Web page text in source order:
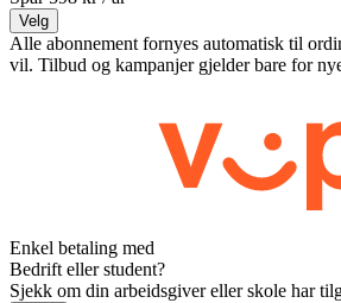
Velg
Alle abonnement fornyes automatisk til
vil. Tilbud og kampanjer gjelder bare for
Enkel betaling med
Bedrift eller student?
Sjekk om din arbeidsgiver eller skole har